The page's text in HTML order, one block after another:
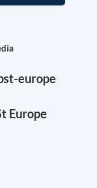
europe
Europe